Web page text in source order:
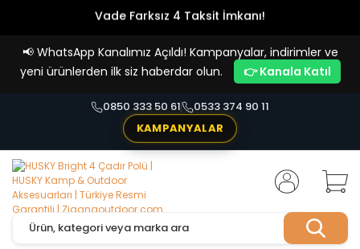
Vade Farksız 4 Taksit İmkanı!
📢 WhatsApp Kanalımız Açıldı! Kampanyalar, indirimler ve
yeni ürünlerden ilk siz haberdar olun.
👉 Kanala Katıl
0850 333 50 61
0533 374 90 11
KAMPANYALAR